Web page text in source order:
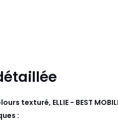
texturé, ELLIE - BEST
: